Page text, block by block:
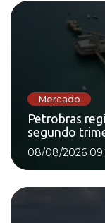
Mercado
Petrobras
segundo
08/08/2026